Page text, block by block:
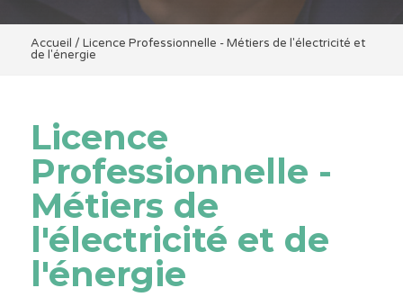
Accueil / Licence Professionnelle - Métiers de l'électricité et
de l'énergie
Licence
Professionnelle -
Métiers de
l'électricité et de
l'énergie